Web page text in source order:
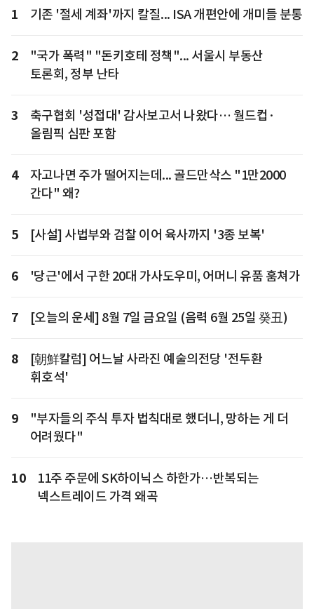
1 기존 '절세 계좌'까지 칼질... ISA 개편안에 개미들 분통
2
"국가 폭력" "돈키호테 정책"... 서울시 부동산
토론회, 정부 난타
3
축구협회 '성접대' 감사보고서 나왔다… 월드컵·
올림픽 심판 포함
4
자고나면 주가 떨어지는데... 골드만삭스 "1만2000
간다" 왜?
5 [사설] 사법부와 검찰 이어 육사까지 '3종 보복'
6 '당근'에서 구한 20대 가사도우미, 어머니 유품 훔쳐가
7 [오늘의 운세] 8월 7일 금요일 (음력 6월 25일 癸丑)
8
[朝鮮칼럼] 어느날 사라진 예술의전당 '전두환
휘호석'
9
"부자들의 주식 투자 법칙대로 했더니, 망하는 게 더
어려웠다"
10
11주 주문에 SK하이닉스 하한가…반복되는
넥스트레이드 가격 왜곡